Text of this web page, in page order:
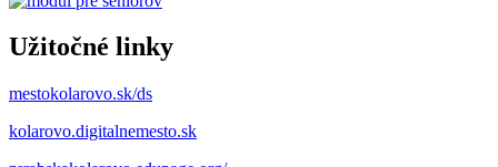
Užitočné linky
mestokolarovo.sk/ds
kolarovo.digitalnemesto.sk